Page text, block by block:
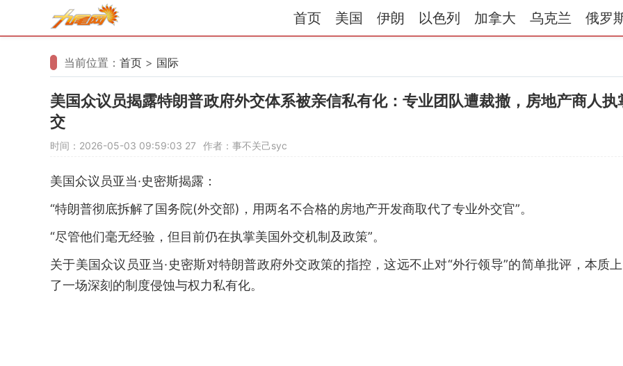
首页 美国 伊朗 以色列 加拿大 乌克兰 俄罗
当前位置： 首页 > 国际
美国众议员揭露特朗普政府外交体系被亲信私有化：专业团队遭裁撤，房地产商人执
交
时间：2026-05-03 09:59:03 27 作者：事不关己syc
美国众议员亚当·史密斯揭露：
“特朗普彻底拆解了国务院(外交部)，用两名不合格的房地产开发商取代了专业外交官”。
“尽管他们毫无经验，但目前仍在执掌美国外交机制及政策”。
关于美国众议员亚当·史密斯对特朗普政府外交政策的指控，这远不止对“外行领导”的简单批评，本质
了一场深刻的制度侵蚀与权力私有化。